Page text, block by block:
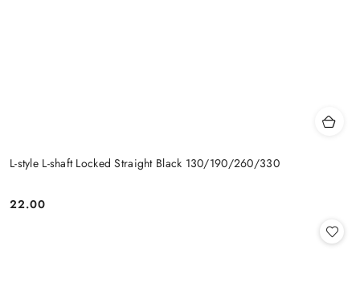
L-style L-shaft Locked Straight Black 130/190/260/330
Cena:
22.00